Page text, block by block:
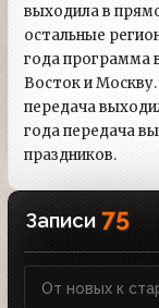
выходила в
остальные
года программа
Восток и
передача
года передача
праздников.
Записи 75